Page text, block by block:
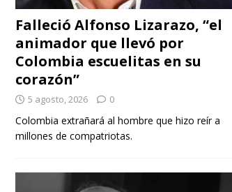
Falleció Alfonso Lizarazo, “el
animador que llevó por
Colombia escuelitas en su
corazón”
5 agosto, 2026 0
Colombia extrañará al hombre que hizo reír a
millones de compatriotas.